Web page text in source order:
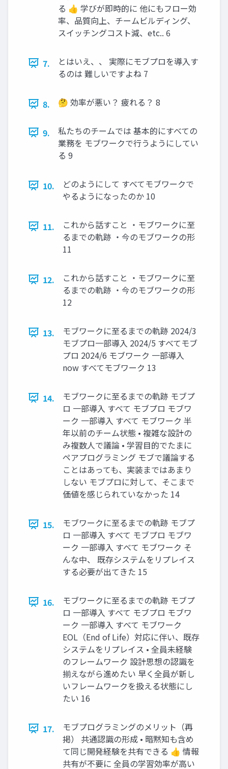
る 👍 学びが即時的に 他にもフロー効
率、品質向上、チームビルディング、
スイッチングコスト減、etc.. 6
7.
とはいえ、、 実際にモブプロを導入す
るのは 難しいですよね 7
8. 🤔 効率が悪い？ 疲れる？ 8
9.
私たちのチームでは 基本的にすべての
業務を モブワークで行うようにしてい
る 9
10.
どのようにして すべてモブワークで
やるようになったのか 10
11.
これから話すこと ・モブワークに至
るまでの軌跡 ・今のモブワークの形
11
12.
これから話すこと ・モブワークに至
るまでの軌跡 ・今のモブワークの形
12
13.
モブワークに至るまでの軌跡 2024/3
モブプロ一部導入 2024/5 すべてモブ
プロ 2024/6 モブワーク 一部導入
now すべてモブワーク 13
14.
モブワークに至るまでの軌跡 モブプ
ロ 一部導入 すべて モブプロ モブワ
ーク 一部導入 すべて モブワーク 半
年以前のチーム状態 • 複雑な設計の
み複数人で議論 • 学習目的でたまに
ペアプログラミング モブで議論する
ことはあっても、実装まではあまり
しない モブプロに対して、そこまで
価値を感じられていなかった 14
15.
モブワークに至るまでの軌跡 モブプ
ロ 一部導入 すべて モブプロ モブワ
ーク 一部導入 すべて モブワーク そ
んな中、 既存システムをリプレイス
する必要が出てきた 15
16.
モブワークに至るまでの軌跡 モブプ
ロ 一部導入 すべて モブプロ モブワ
ーク 一部導入 すべて モブワーク
EOL（End of Life）対応に伴い、既存
システムをリプレイス • 全員未経験
のフレームワーク 設計思想の認識を
揃えながら進めたい 早く全員が新し
いフレームワークを扱える状態にし
たい 16
17.
モブプログラミングのメリット（再
掲） 共通認識の形成 • 暗黙知も含め
て同じ開発経験を共有できる 👍 情報
共有が不要に 全員の学習効率が高い